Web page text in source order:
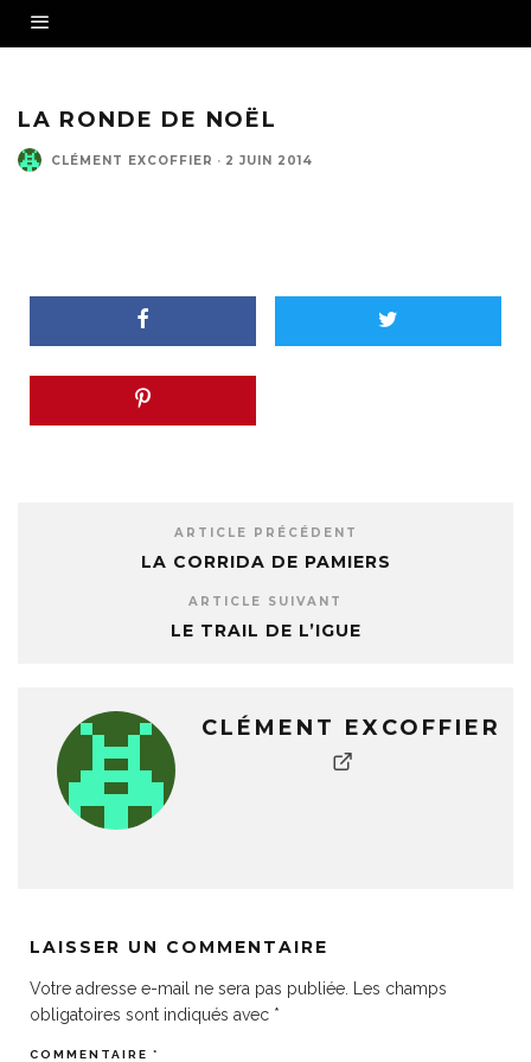
LA RONDE DE NOËL
CLÉMENT EXCOFFIER · 2 JUIN 2014
ARTICLE PRÉCÉDENT
LA CORRIDA DE PAMIERS
ARTICLE SUIVANT
LE TRAIL DE L’IGUE
CLÉMENT EXCOFFIER
LAISSER UN COMMENTAIRE
Votre adresse e-mail ne sera pas publiée.
Les champs
obligatoires sont indiqués avec *
COMMENTAIRE *